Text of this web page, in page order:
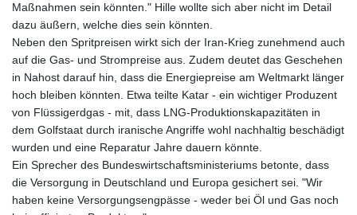
Maßnahmen sein könnten." Hille wollte sich aber nicht im Detail
dazu äußern, welche dies sein könnten.
Neben den Spritpreisen wirkt sich der Iran-Krieg zunehmend auch
auf die Gas- und Strompreise aus. Zudem deutet das Geschehen
in Nahost darauf hin, dass die Energiepreise am Weltmarkt länger
hoch bleiben könnten. Etwa teilte Katar - ein wichtiger Produzent
von Flüssigerdgas - mit, dass LNG-Produktionskapazitäten in
dem Golfstaat durch iranische Angriffe wohl nachhaltig beschädigt
wurden und eine Reparatur Jahre dauern könnte.
Ein Sprecher des Bundeswirtschaftsministeriums betonte, dass
die Versorgung in Deutschland und Europa gesichert sei. "Wir
haben keine Versorgungsengpässe - weder bei Öl und Gas noch